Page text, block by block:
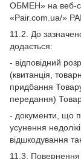
ОБМЕН» на веб-
«Pair.com.ua/»
11.2. До
додається:
- відповідний
(квитанція,
придбання
передання)
- документи, що
усунення
відшкодування
11.3. Повернення